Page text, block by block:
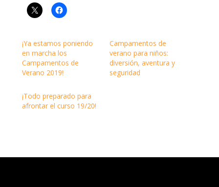
¡Ya estamos poniendo
en marcha los
Campamentos de
Verano 2019!
Campamentos de
verano para niños:
diversión, aventura y
seguridad
¡Todo preparado para
afrontar el curso 19/20!